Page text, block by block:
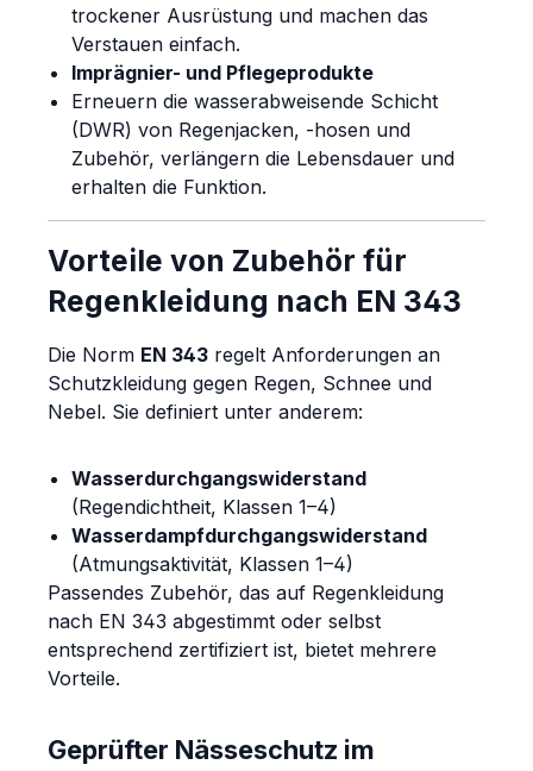
trockener Ausrüstung und machen das
Verstauen einfach.
Imprägnier- und Pflegeprodukte
Erneuern die wasserabweisende Schicht
(DWR) von Regenjacken, -hosen und
Zubehör, verlängern die Lebensdauer und
erhalten die Funktion.
Vorteile von Zubehör für
Regenkleidung nach EN 343
Die Norm EN 343 regelt Anforderungen an
Schutzkleidung gegen Regen, Schnee und
Nebel. Sie definiert unter anderem:
Wasserdurchgangswiderstand
(Regendichtheit, Klassen 1–4)
Wasserdampfdurchgangswiderstand
(Atmungsaktivität, Klassen 1–4)
Passendes Zubehör, das auf Regenkleidung
nach EN 343 abgestimmt oder selbst
entsprechend zertifiziert ist, bietet mehrere
Vorteile.
Geprüfter Nässeschutz im